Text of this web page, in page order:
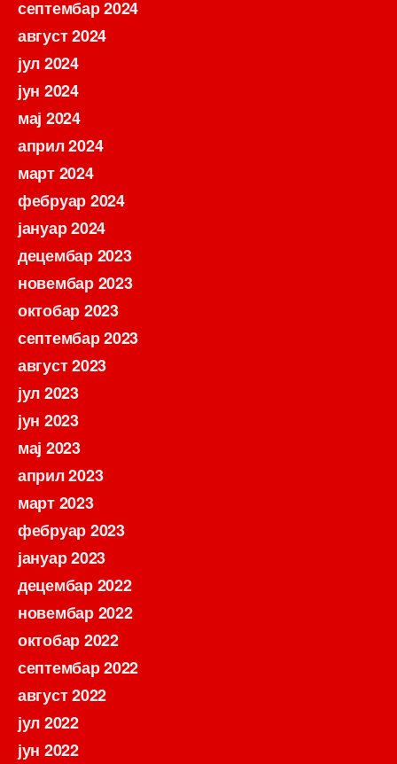
септембар 2024
август 2024
јул 2024
јун 2024
мај 2024
април 2024
март 2024
фебруар 2024
јануар 2024
децембар 2023
новембар 2023
октобар 2023
септембар 2023
август 2023
јул 2023
јун 2023
мај 2023
април 2023
март 2023
фебруар 2023
јануар 2023
децембар 2022
новембар 2022
октобар 2022
септембар 2022
август 2022
јул 2022
јун 2022